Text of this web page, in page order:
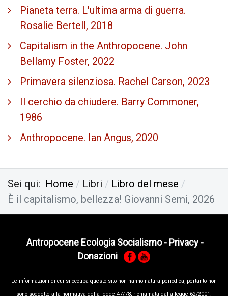
Pianeta terra. L'ultima arma di guerra.
Rosalie Bertell, 2018
Capitalism in the Anthropocene. John
Bellamy Foster, 2022
Primavera silenziosa. Rachel Carson, 2023
Il cerchio da chiudere. Barry Commoner,
1986
Anthropocene. Ian Angus, 2020
Sei qui: Home Libri
Libro del mese
È il capitalismo, bellezza! Giovanni Semi, 2026
Antropocene Ecologia Socialismo - Privacy -
Donazioni
Le informa­zioni di cui si occupa questo sito non hanno na­tura periodica, pertanto non
sono sog­gette alla normativa della legge 47/78, richiamata dalla leg­ge 62/­2001.